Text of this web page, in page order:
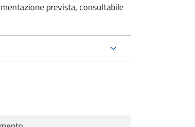
prevista, consultabile